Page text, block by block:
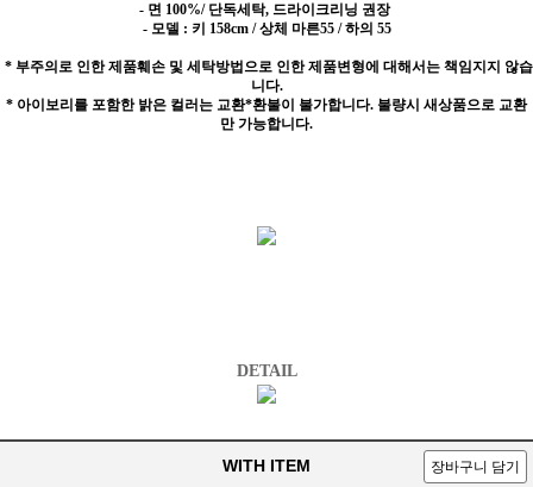
- 면 100%/ 단독세탁, 드라이크리닝 권장
- 모델 : 키 158cm / 상체 마른55 / 하의 55
* 부주의로 인한 제품훼손 및 세탁방법으로 인한 제품변형에 대해서는 책임지지 않습
니다.
* 아이보리를 포함한 밝은 컬러는 교환*환불이 불가합니다. 불량시 새상품으로 교환
만 가능합니다.
DETAIL
WITH ITEM 장바구니 담기